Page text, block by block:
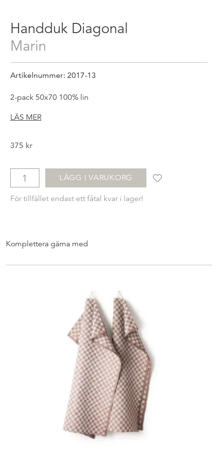
Handduk Diagonal
marin
Artikelnummer: 2017-13
2-pack 50x70 100% lin
LÄS MER
375 kr
LÄGG I VARUKORG
För tillfället endast ett fåtal kvar i lager!
Komplettera gärna med